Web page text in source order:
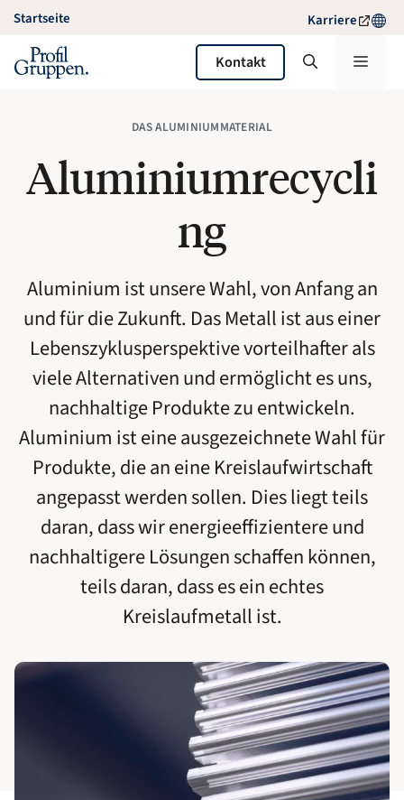
Zum
springen
Startseite Karriere
Kontakt Menü
DAS ALUMINIUMMATERIAL
Aluminiumrecycli
ng
Aluminium ist unsere Wahl, von Anfang an
und für die Zukunft. Das Metall ist aus einer
Lebenszyklusperspektive vorteilhafter als
viele Alternativen und ermöglicht es uns,
nachhaltige Produkte zu entwickeln.
Aluminium ist eine ausgezeichnete Wahl für
Produkte, die an eine Kreislaufwirtschaft
angepasst werden sollen. Dies liegt teils
daran, dass wir energieeffizientere und
nachhaltigere Lösungen schaffen können,
teils daran, dass es ein echtes
Kreislaufmetall ist.